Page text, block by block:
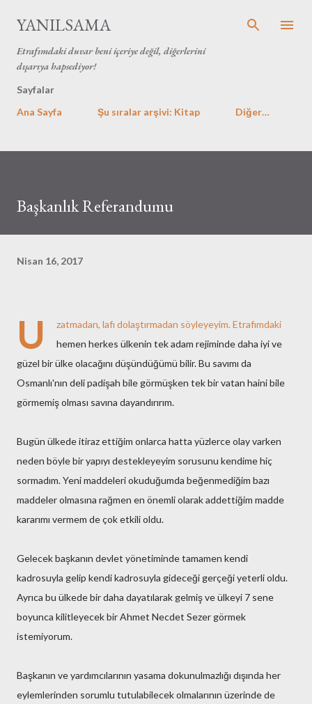
YANILSAMA
Etrafımdaki duvar beni içeriye değil, diğerlerini
dışarıya hapsediyor!
Sayfalar
Ana Sayfa
Şu sıralar arşivi: Kitap Diğer…
Başkanlık Referandumu
Nisan 16, 2017
U
zatmadan, lafı dolaştırmadan söyleyeyim. Etrafımdaki
hemen herkes ülkenin tek adam rejiminde daha iyi ve
güzel bir ülke olacağını düşündüğümü bilir. Bu savımı da
Osmanlı'nın deli padişah bile görmüşken tek bir vatan haini bile
görmemiş olması savına dayandırırım.
Bugün ülkede itiraz ettiğim onlarca hatta yüzlerce olay varken
neden böyle bir yapıyı destekleyeyim sorusunu kendime hiç
sormadım. Yeni maddeleri okuduğumda beğenmediğim bazı
maddeler olmasına rağmen en önemli olarak addettiğim madde
kararımı vermem de çok etkili oldu.
Gelecek başkanın devlet yönetiminde tamamen kendi
kadrosuyla gelip kendi kadrosuyla gideceği gerçeği yeterli oldu.
Ayrıca bu ülkede bir daha dayatılarak gelmiş ve ülkeyi 7 sene
boyunca kilitleyecek bir Ahmet Necdet Sezer görmek
istemiyorum.
Başkanın ve yardımcılarının yasama dokunulmazlığı dışında her
eylemlerinden sorumlu tutulabilecek olmalarının üzerinde de